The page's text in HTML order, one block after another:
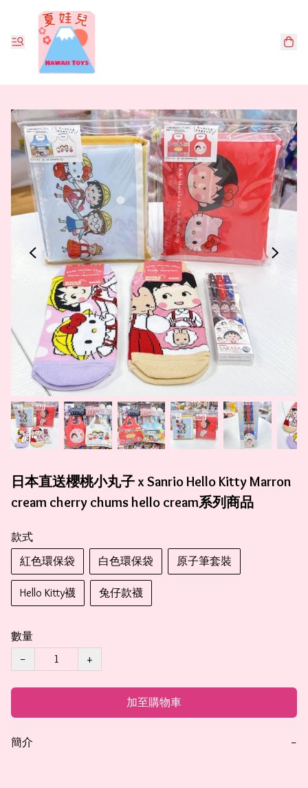
日本直送櫻桃小丸子 x Sanrio Hello Kitty Marron
cream cherry chums hello cream系列商品
款式
紅色環保袋
白色環保袋 原子筆套裝
Hello Kitty襪 兔仔款襪
數量
−
+
加至購物車
簡介 −